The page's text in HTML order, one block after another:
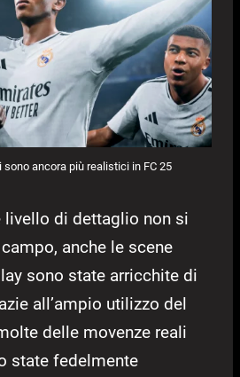
sono ancora più realistici in FC 25
livello di dettaglio non si
anche le scene
sono state arricchite di
all’ampio utilizzo del
delle movenze reali
state fedelmente